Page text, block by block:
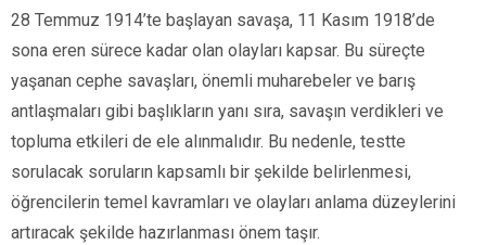
28 Temmuz 1914’te başlayan savaşa, 11 Kasım 1918’de
sona eren sürece kadar olan olayları kapsar. Bu süreçte
yaşanan cephe savaşları, önemli muharebeler ve barış
antlaşmaları gibi başlıkların yanı sıra, savaşın verdikleri ve
topluma etkileri de ele alınmalıdır. Bu nedenle, testte
sorulacak soruların kapsamlı bir şekilde belirlenmesi,
öğrencilerin temel kavramları ve olayları anlama düzeylerini
artıracak şekilde hazırlanması önem taşır.